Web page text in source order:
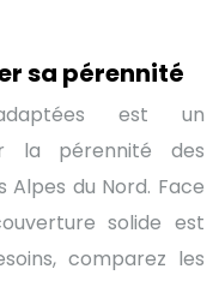
sa pérennité
est un
la pérennité des
du Nord. Face
solide est
comparez les